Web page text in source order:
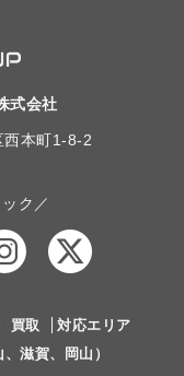
式会社
西本町1-8-2
ク／
買取
対応エリア
滋賀、岡山）